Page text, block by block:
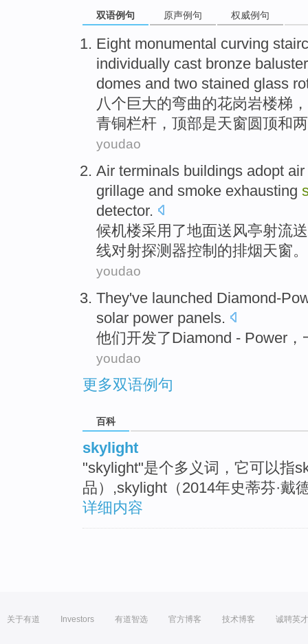
双语例句 原声例句 权威例句
Eight monumental curving
individually cast bronze
domes and two stained glass
八个巨大的弯曲的花岗岩楼梯
青铜栏杆 ，顶部是天窗圆顶和
youdao
Air terminals buildings adopt
grillage and smoke exhausting
detector.
候机楼采用了地面送风亭射流
线对射探测器控制 的排烟天窗。
youdao
They've launched Diamond-
solar power panels.
他们开发了Diamond - Power，
youdao
更多双语例句
百科
skylight
"skylight"是个多义词，它可以指
品）,skylight（2014年史蒂芬·戴
详细内容
关于有道 Investors 有道智选 官方博客 技术博客 诚聘英才